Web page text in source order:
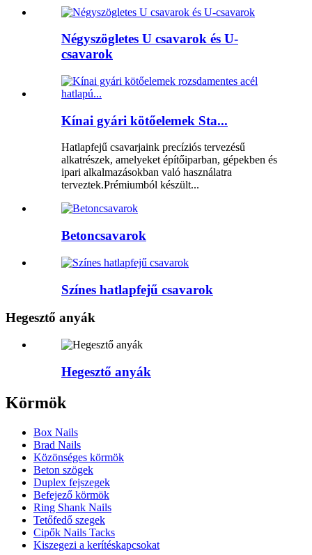
Négyszögletes U csavarok és U-
csavarok
Kínai gyári kötőelemek Sta...
Hatlapfejű csavarjaink precíziós tervezésű
alkatrészek, amelyeket építőiparban, gépekben és
ipari alkalmazásokban való használatra
terveztek.Prémiumból készült...
Betoncsavarok
Színes hatlapfejű csavarok
Hegesztő anyák
Hegesztő anyák
Körmök
Box Nails
Brad Nails
Közönséges körmök
Beton szögek
Duplex fejszegek
Befejező körmök
Ring Shank Nails
Tetőfedő szegek
Cipők Nails Tacks
Kiszegezi a kerítéskapcsokat